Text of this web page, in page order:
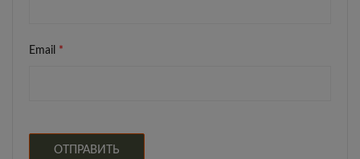
Email *